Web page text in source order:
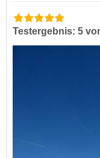
Testergebnis: 5